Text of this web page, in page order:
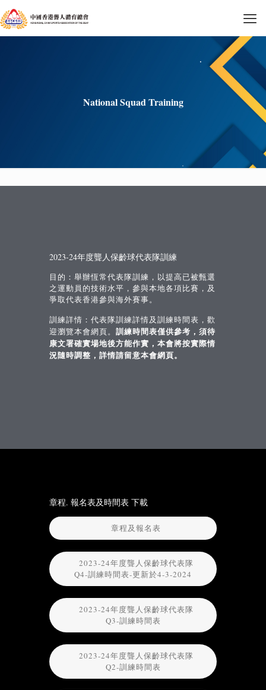
National Squad Training
2023-24年度聾人保齡球代表隊訓練
目的：舉辦恆常代表隊訓練，以提高已被甄選
之運動員的技術水平，參與本地各項比賽，及
爭取代表香港參與海外賽事。
訓練詳情：代表隊訓練詳情及訓練時間表，歡
迎瀏覽本會網頁。 訓練時間表僅供參考，須待
康文署確實場地後方能作實，本會將按實際情
況隨時調整，詳情請留意本會網頁。
章程. 報名表及時間表 下載
章程及報名表
2023-24年度聾人保齡球代表隊
Q4-訓練時間表-更新於4-3-2024
2023-24年度聾人保齡球代表隊
Q3-訓練時間表
2023-24年度聾人保齡球代表隊
Q2-訓練時間表